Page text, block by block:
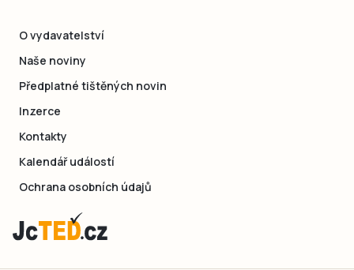
O vydavatelství
Naše noviny
Předplatné tištěných novin
Inzerce
Kontakty
Kalendář událostí
Ochrana osobních údajů